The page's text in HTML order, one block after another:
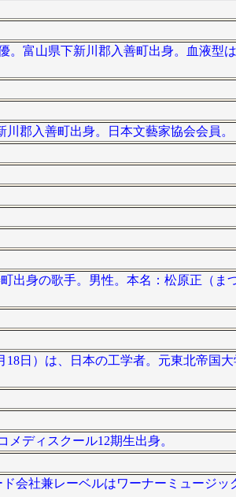
。富山県下新川郡入善町出身。血液型
郡入善町出身。日本文藝家協会会員。
出身の歌手。男性。本名：松原正（ま
18日）は、日本の工学者。元東北帝国
ディスクール12期生出身。
会社兼レーベルはワーナーミュージッ